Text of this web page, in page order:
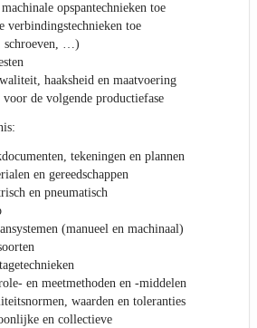
opspantechnieken toe
verbindingstechnieken toe
schroeven, …)
haaksheid en maatvoering
de volgende productiefase
tekeningen en plannen
en gereedschappen
en pneumatisch
(manueel en machinaal)
en meetmethoden en -middelen
waarden en toleranties
en collectieve